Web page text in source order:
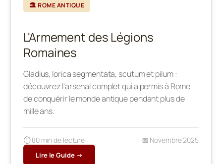
🏛️ ROME ANTIQUE
L'Armement des Légions
Romaines
Gladius, lorica segmentata, scutum et pilum :
découvrez l'arsenal complet qui a permis à Rome
de conquérir le monde antique pendant plus de
mille ans.
⏱️ 80 min de lecture 📅 Novembre 2025
Lire le Guide →